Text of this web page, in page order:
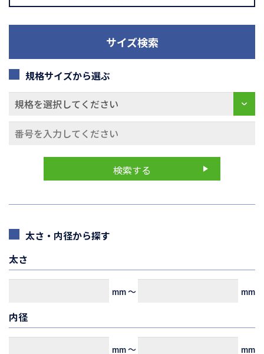
サイズ検索
規格サイズから選ぶ
太さ・内径から探す
太さ
mm～ mm
内径
mm～ mm